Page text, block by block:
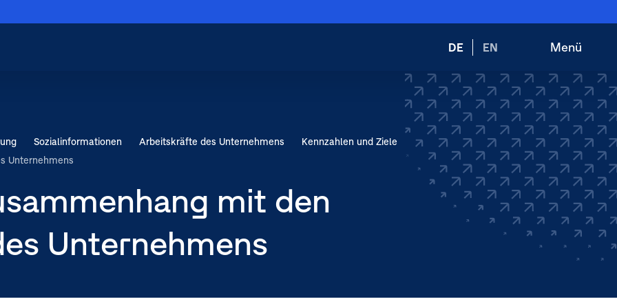
Wechsele
Sprache
zu:
DE EN
SucheMenü
Sozial­informationen Arbeitskräfte des Unternehmens
Kennzahlen und Ziele
Unternehmens
mit den
Unternehmens